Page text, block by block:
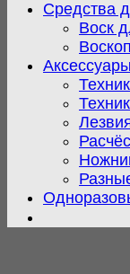
Средства
Воск
Аксессуары